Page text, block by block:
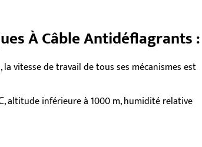
À Câble Antidéflagrants :
vitesse de travail de tous ses mécanismes est
inférieure à 1000 m, humidité relative